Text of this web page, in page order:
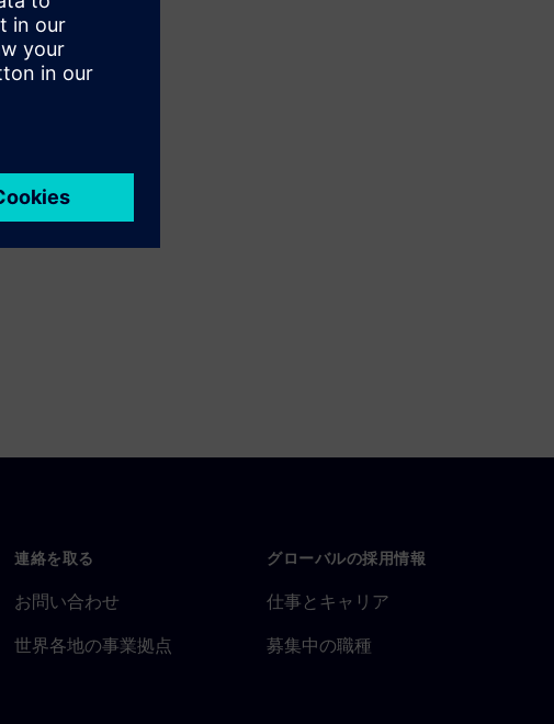
連絡を取る
お問い合わせ
世界各地の事業拠点
グローバルの採用情報
仕事とキャリア
募集中の職種